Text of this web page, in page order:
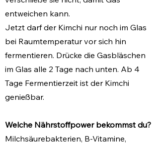
entweichen kann.
Jetzt darf der Kimchi nur noch im Glas
bei Raumtemperatur vor sich hin
fermentieren. Drücke die Gasbläschen
im Glas alle 2 Tage nach unten. Ab 4
Tage Fermentierzeit ist der Kimchi
genießbar.
Welche Nährstoffpower bekommst du?
Milchsäurebakterien, B-Vitamine,